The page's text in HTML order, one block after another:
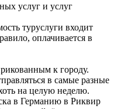
услуг и услуг
туруслуги входит
оплачивается в
к городу.
в самые разные
на целую неделю.
в Германию в Риквир